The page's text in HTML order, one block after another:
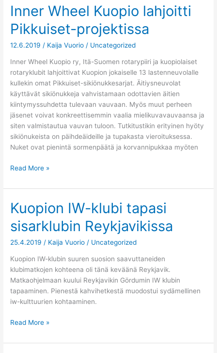
Inner Wheel Kuopio lahjoitti
Pikkuiset-projektissa
12.6.2019 / Kaija Vuorio / Uncategorized
Inner Wheel Kuopio ry, Itä-Suomen rotarypiiri ja kuopiolaiset
rotaryklubit lahjoittivat Kuopion jokaiselle 13 lastenneuvolalle
kullekin omat Pikkuiset-sikiönukkesarjat. Äitiysneuvolat
käyttävät sikiönukkeja vahvistamaan odottavien äitien
kiintymyssuhdetta tulevaan vauvaan. Myös muut perheen
jäsenet voivat konkreettisemmin vaalia mielikuvavauvaansa ja
siten valmistautua vauvan tuloon. Tutkitustikin erityinen hyöty
sikiönukeista on päihdeäideille ja tupakasta vieroituksessa.
Nuket ovat pienintä sormenpäätä ja korvannipukkaa myöten
Inner
Wheel
Kuopio
Pikkuiset-
projektissa
Read More »
Kuopion IW-klubi tapasi
sisarklubin Reykjavikissa
25.4.2019 / Kaija Vuorio / Uncategorized
Kuopion IW-klubin suuren suosion saavuttaneiden
klubimatkojen kohteena oli tänä keväänä Reykjavik.
Matkaohjelmaan kuului Reykjavikin Gördumin IW klubin
tapaaminen. Pienestä kahvihetkestä muodostui sydämellinen
iw-kulttuurien kohtaaminen.
Kuopion
IW-
klubi
sisarklubin
Reykjavikissa
Read More »